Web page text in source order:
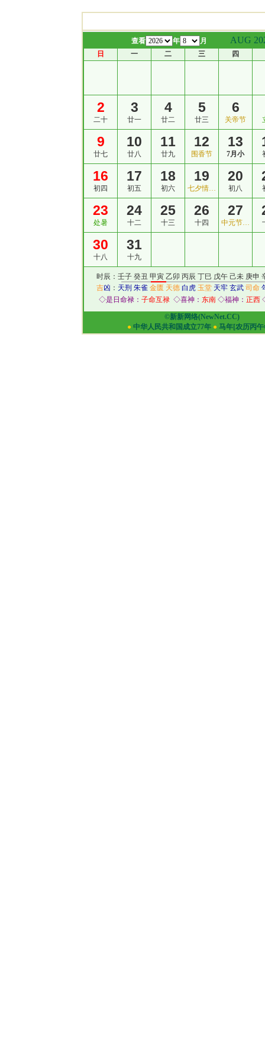
查看 年 月 AUG
日 一 二 三 四
2
二十
3
廿一
4
廿二
5
廿三
6
关帝节
9
廿七
10
廿八
11
廿九
12
围香节
13
7月小
16
初四
17
初五
18
初六
19
七夕情…
20
初八
23
处暑
24
十二
25
十三
26
十四
27
中元节…
30
十八
31
十九
时辰：壬子 癸丑 甲寅 乙卯 丙辰 丁巳 戊午 己未 庚申
吉凶 ： 天刑 朱雀 金匮 天德 白虎 玉堂 天牢 玄武 司命
◇是日命禄： 子命互禄 ◇喜神： 东南 ◇福神： 正西
©新新网络(NewNet.CC)
● 中华人民共和国成立77年 ● 马年[农历丙